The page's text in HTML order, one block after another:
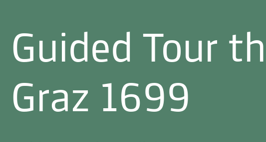
Guided Tour
Graz 1699